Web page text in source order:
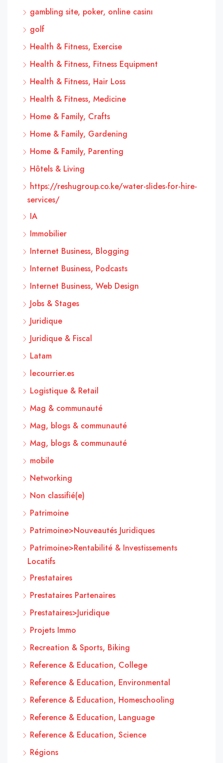
gambling site, poker, online casinı
golf
Health & Fitness, Exercise
Health & Fitness, Fitness Equipment
Health & Fitness, Hair Loss
Health & Fitness, Medicine
Home & Family, Crafts
Home & Family, Gardening
Home & Family, Parenting
Hôtels & Living
https://reshugroup.co.ke/water-slides-for-hire-
services/
IA
Immobilier
Internet Business, Blogging
Internet Business, Podcasts
Internet Business, Web Design
Jobs & Stages
Juridique
Juridique & Fiscal
Latam
lecourrier.es
Logistique & Retail
Mag & communauté
Mag, blogs & communauté
Mag, blogs & communauté
mobile
Networking
Non classifié(e)
Patrimoine
Patrimoine>Nouveautés Juridiques
Patrimoine>Rentabilité & Investissements
Locatifs
Prestataires
Prestataires Partenaires
Prestataires>Juridique
Projets Immo
Recreation & Sports, Biking
Reference & Education, College
Reference & Education, Environmental
Reference & Education, Homeschooling
Reference & Education, Language
Reference & Education, Science
Régions